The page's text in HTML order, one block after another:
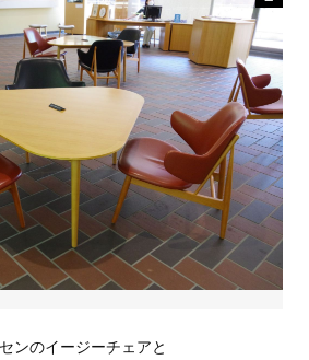
ンのイージーチェアと